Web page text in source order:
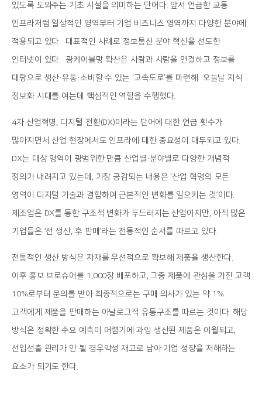
있도록 도와주는 기초 시설을 의미하는 단어다. 앞서 언급한 교통
인프라처럼 일상적인 영역부터 기업 비즈니스 영역까지 다양한 분야에
적용되고 있다. 대표적인 사례로 정보통신 분야 혁신을 선도한
인터넷이 있다. 광케이블망 확산은 사람과 사람을 연결하고 정보를
대량으로 생산·유통·소비할 수 있는 ‘고속도로’를 마련해 오늘날 지식
정보화 시대를 여는데 핵심적인 역할을 수행했다.
4차 산업혁명, 디지털 전환(DX)이라는 단어에 대한 언급 횟수가
많아지면서 산업 현장에서도 인프라에 대한 중요성이 대두되고 있다.
DX는 대상 영역이 광범위한 만큼 산업별·분야별로 다양한 개념적
정의가 내려지고 있는데, 가장 공감되는 내용은 ‘산업 혁명의 모든
영역이 디지털 기술과 결합하여 근본적인 변화를 일으키는 것’이다.
제조업은 DX를 통한 구조적 변화가 두드러지는 산업이지만, 아직 많은
기업들은 ‘선 생산, 후 판매’라는 전통적인 순서를 따르고 있다.
전통적인 생산 방식은 자재를 우선적으로 확보해 제품을 생산한다.
이후 홍보 브로슈어를 1,000장 배포하고, 그중 제품에 관심을 가진 고객
10%로부터 문의를 받아 최종적으로는 구매 의사가 있는 약 1%
고객에게 제품을 판매하는 아날로그적 유통구조를 따르는 것이다. 해당
방식은 정확한 수요 예측이 어렵기에 과잉 생산된 제품은 이월되고,
선입선출 관리가 안 될 경우악성 재고로 남아 기업 성장을 저해하는
요소가 되기도 한다.